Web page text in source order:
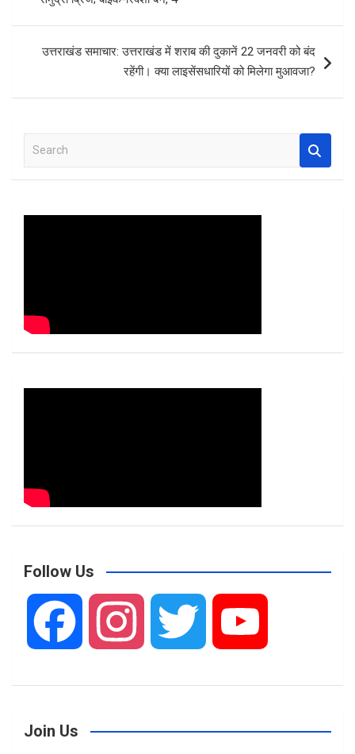
o
k
p
उत्तराखंड समाचार: उत्तराखंड में शराब की दुकानें 22 जनवरी को बंद
रहेंगी। क्या लाइसेंसधारियों को मिलेगा मुआवजा?
a
Follow Us
s i u
Join Us